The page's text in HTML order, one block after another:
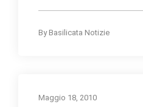
By Basilicata Notizie
Maggio 18, 2010